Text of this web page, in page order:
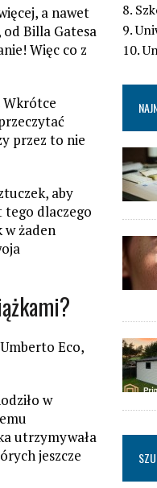
a nawet
od Billa Gatesa
Więc co z
Wkrótce
przez to nie
aby
tego dlaczego
w żaden
Eco,
w
utrzymywała
jeszcze
8.
9.
10.